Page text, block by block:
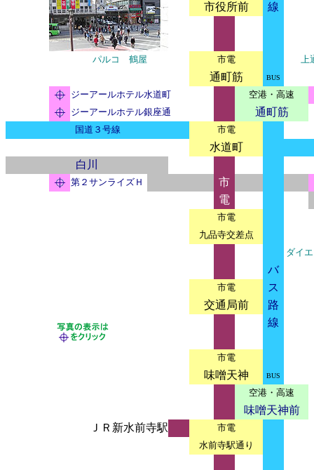
市役所前
線
パルコ 鶴屋 市電 上
通町筋 BUS
ジーアールホテル水道町
空港・高速
ジーアールホテル銀座通
通町筋
国道３号線 市電
水道町
白川
第２サンライズＨ
市
電
市電
九品寺交差点
ダイ
バ
市電
ス
交通局前
路
線
市電
味噌天神 BUS
空港・高速
味噌天神前
ＪＲ新水前寺駅
市電
水前寺駅通り